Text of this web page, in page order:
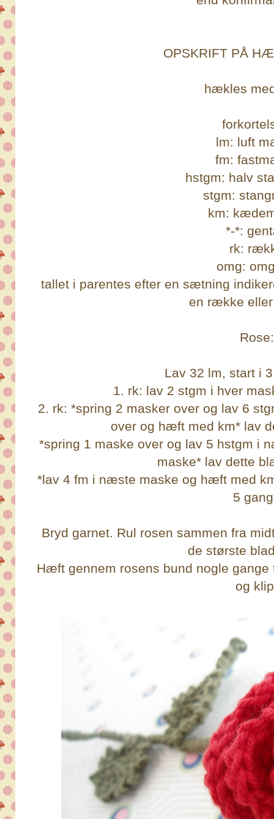
OPSKRIFT PÅ
hækles
lm: luft
fm:
hstgm: halv
stgm:
km:
*-*:
rk:
omg:
tallet i parentes efter en sætning
en række
Rose:
Lav 32 lm, start i
1. rk: lav 2 stgm i hver
2. rk: *spring 2 masker over og lav 6
over og hæft med km* lav
*spring 1 maske over og lav 5 hstgm
maske* lav dette
*lav 4 fm i næste maske og hæft med
5
Bryd garnet. Rul rosen sammen fra
de største
Hæft gennem rosens bund nogle
og